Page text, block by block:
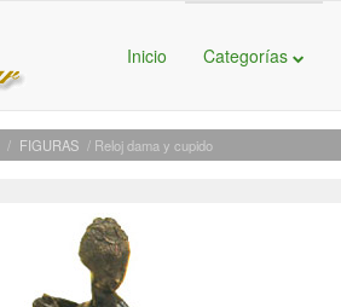
Inicio Categorías
/ FIGURAS / Reloj dama y cupido